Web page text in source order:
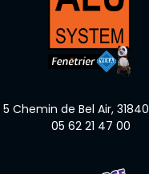
5 Chemin de Bel Air, 31840
05 62 21 47 00